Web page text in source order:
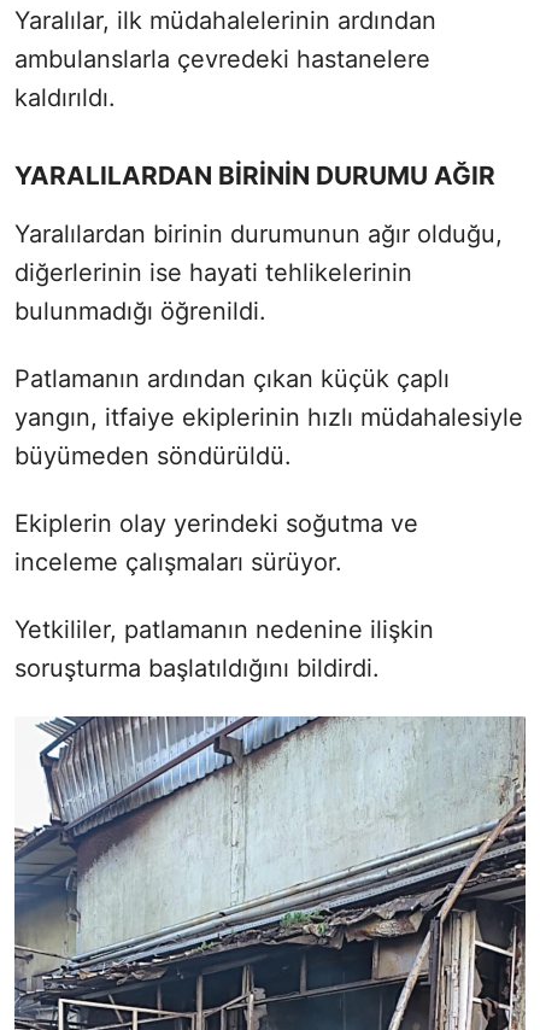
Yaralılar, ilk müdahalelerinin ardından
ambulanslarla çevredeki hastanelere
kaldırıldı.
YARALILARDAN BİRİNİN DURUMU AĞIR
Yaralılardan birinin durumunun ağır olduğu,
diğerlerinin ise hayati tehlikelerinin
bulunmadığı öğrenildi.
Patlamanın ardından çıkan küçük çaplı
yangın, itfaiye ekiplerinin hızlı müdahalesiyle
büyümeden söndürüldü.
Ekiplerin olay yerindeki soğutma ve
inceleme çalışmaları sürüyor.
Yetkililer, patlamanın nedenine ilişkin
soruşturma başlatıldığını bildirdi.